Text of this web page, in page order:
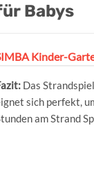
Babys
Kinder-
Das
sich perfekt,
am Strand